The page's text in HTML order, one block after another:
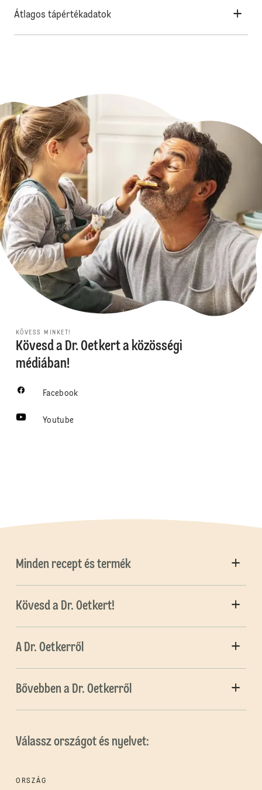
Átlagos tápértékadatok
KÖVESS MINKET!
Kövesd a Dr. Oetkert a közösségi
médiában!
Facebook
Youtube
Minden recept és termék
Kövesd a Dr. Oetkert!
A Dr. Oetkerről
Bővebben a Dr. Oetkerről
Válassz országot és nyelvet:
ORSZÁG